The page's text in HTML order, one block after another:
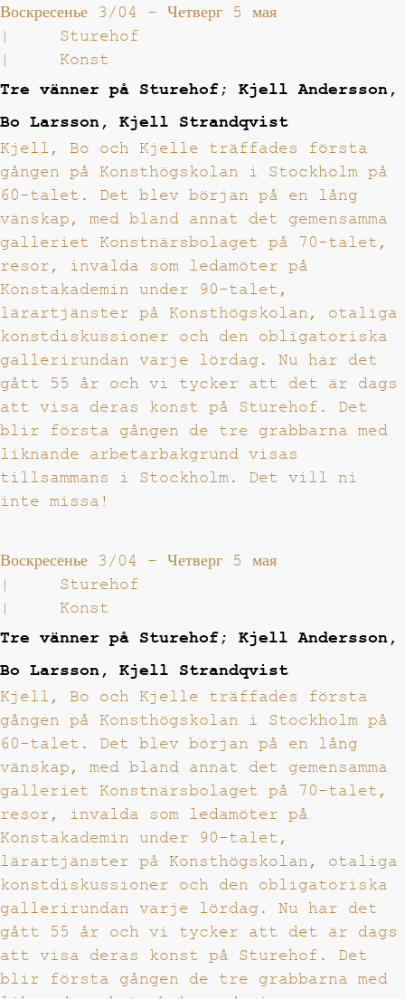
Воскресенье 3/04 - Четверг 5 мая
|
Sturehof
|
Konst
Tre vänner på Sturehof; Kjell Andersson,
Bo Larsson, Kjell Strandqvist
Kjell, Bo och Kjelle träffades första
gången på Konsthögskolan i Stockholm på
60-talet. Det blev början på en lång
vänskap, med bland annat det gemensamma
galleriet Konstnärsbolaget på 70-talet,
resor, invalda som ledamöter på
Konstakademin under 90-talet,
lärartjänster på Konsthögskolan, otaliga
konstdiskussioner och den obligatoriska
gallerirundan varje lördag. Nu har det
gått 55 år och vi tycker att det är dags
att visa deras konst på Sturehof. Det
blir första gången de tre grabbarna med
liknande arbetarbakgrund visas
tillsammans i Stockholm. Det vill ni
inte missa!
Воскресенье 3/04 - Четверг 5 мая
|
Sturehof
|
Konst
Tre vänner på Sturehof; Kjell Andersson,
Bo Larsson, Kjell Strandqvist
Kjell, Bo och Kjelle träffades första
gången på Konsthögskolan i Stockholm på
60-talet. Det blev början på en lång
vänskap, med bland annat det gemensamma
galleriet Konstnärsbolaget på 70-talet,
resor, invalda som ledamöter på
Konstakademin under 90-talet,
lärartjänster på Konsthögskolan, otaliga
konstdiskussioner och den obligatoriska
gallerirundan varje lördag. Nu har det
gått 55 år och vi tycker att det är dags
att visa deras konst på Sturehof. Det
blir första gången de tre grabbarna med